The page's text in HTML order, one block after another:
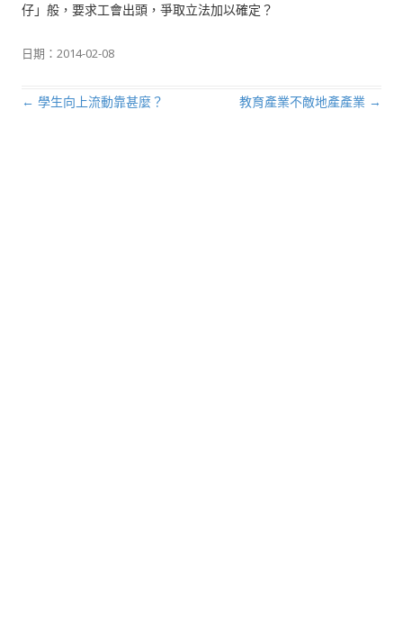
仔」般，要求工會出頭，爭取立法加以確定？
日期： 2014-02-08
文章導航列
← 學生向上流動靠甚麼？ 教育產業不敵地產產業 →